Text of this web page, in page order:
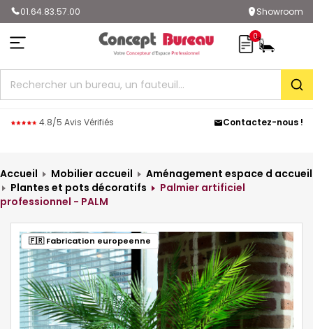
01.64.83.57.00 Showroom
0
4.8/5 Avis Vérifiés Contactez-nous !
Accueil Mobilier accueil
Aménagement espace d accueil
Plantes et pots décoratifs
Palmier artificiel
professionnel - PALM